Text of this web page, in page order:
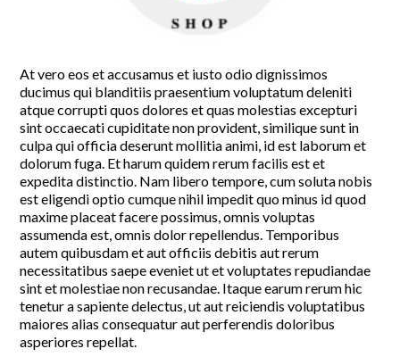
At vero eos et accusamus et iusto odio dignissimos
ducimus qui blanditiis praesentium voluptatum deleniti
atque corrupti quos dolores et quas molestias excepturi
sint occaecati cupiditate non provident, similique sunt in
culpa qui officia deserunt mollitia animi, id est laborum et
dolorum fuga. Et harum quidem rerum facilis est et
expedita distinctio. Nam libero tempore, cum soluta nobis
est eligendi optio cumque nihil impedit quo minus id quod
maxime placeat facere possimus, omnis voluptas
assumenda est, omnis dolor repellendus. Temporibus
autem quibusdam et aut officiis debitis aut rerum
necessitatibus saepe eveniet ut et voluptates repudiandae
sint et molestiae non recusandae. Itaque earum rerum hic
tenetur a sapiente delectus, ut aut reiciendis voluptatibus
maiores alias consequatur aut perferendis doloribus
asperiores repellat.